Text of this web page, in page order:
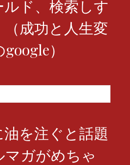
ド、検索しす
成功と人生変
）
油を注ぐと話題
マガがめちゃ